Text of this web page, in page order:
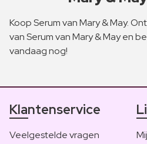
Koop Serum van Mary & May.
van Serum van Mary & May en
vandaag nog!
Klantenservice
Veelgestelde vragen